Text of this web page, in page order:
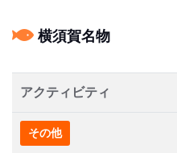
横須賀名物
アクティビティ
その他